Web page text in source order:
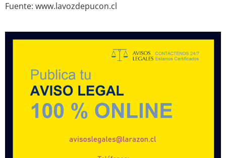
Fuente: www.lavozdepucon.cl